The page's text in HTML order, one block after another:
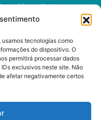
tecnologias como
do dispositivo. O
permitirá processar dados
exclusivos neste site. Não
afetar negativamente certos
brasileiro e
maravilhas das
2024 Todos os Direitos